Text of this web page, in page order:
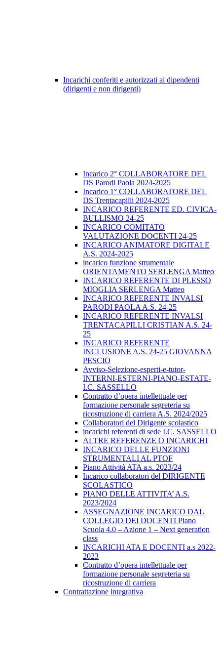
Incarichi conferiti e autorizzati ai dipendenti
(dirigenti e non dirigenti)
Incarico 2° COLLABORATORE DEL
DS Parodi Paola 2024-2025
Incarico 1° COLLABORATORE DEL
DS Trentacapilli 2024-2025
INCARICO REFERENTE ED. CIVICA-
BULLISMO 24-25
INCARICO COMITATO
VALUTAZIONE DOCENTI 24-25
INCARICO ANIMATORE DIGITALE
A.S. 2024-2025
incarico funzione strumentale
ORIENTAMENTO SERLENGA Matteo
INCARICO REFERENTE DI PLESSO
MIOGLIA SERLENGA Matteo
INCARICO REFERENTE INVALSI
PARODI PAOLA A.S. 24-25
INCARICO REFERENTE INVALSI
TRENTACAPILLI CRISTIAN A.S. 24-
25
INCARICO REFERENTE
INCLUSIONE A.S. 24-25 GIOVANNA
PESCIO
Avviso-Selezione-esperti-e-tutor-
INTERNI-ESTERNI-PIANO-ESTATE-
I.C. SASSELLO
Contratto d’opera intellettuale per
formazione personale segreteria su
ricostruzione di carriera A.S. 2024/2025
Collaboratori del Dirigente scolastico
incarichi referenti di sede I.C. SASSELLO
ALTRE REFERENZE O INCARICHI
INCARICO DELLE FUNZIONI
STRUMENTALI AL PTOF
Piano Attività ATA a.s. 2023/24
Incarico collaboratori del DIRIGENTE
SCOLASTICO
PIANO DELLE ATTIVITA’ A.S.
2023/2024
ASSEGNAZIONE INCARICO DAL
COLLEGIO DEI DOCENTI Piano
Scuola 4.0 – Azione 1 – Next generation
class
INCARICHI ATA E DOCENTI a.s 2022-
2023
Contratto d’opera intellettuale per
formazione personale segreteria su
ricostruzione di carriera
Contrattazione integrativa